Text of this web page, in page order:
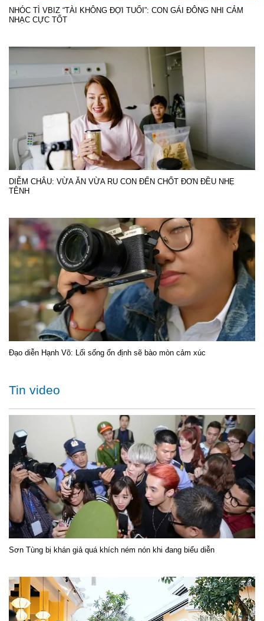
NHÓC TÌ VBIZ “TÀI KHÔNG ĐỢI TUỔI”: CON GÁI ĐÔNG NHI CẢM
NHẠC CỰC TỐT
DIỄM CHÂU: VỪA ĂN VỪA RU CON ĐẾN CHỐT ĐƠN ĐỀU NHẸ
TÊNH
Đạo diễn Hạnh Võ: Lối sống ổn định sẽ bào mòn cảm xúc
Tin video
Sơn Tùng bị khán giả quá khích ném nón khi đang biểu diễn